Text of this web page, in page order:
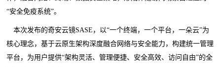
“安全免疫系统”。
本次发布的奇安云镜SASE，以“一个终端，一个平台，一朵云”为
核心理念，基于云原生架构深度融合网络与安全能力，构建统一管理
平台，为用户提供“架构灵活、管理便捷、安全高效、访问自由”的全